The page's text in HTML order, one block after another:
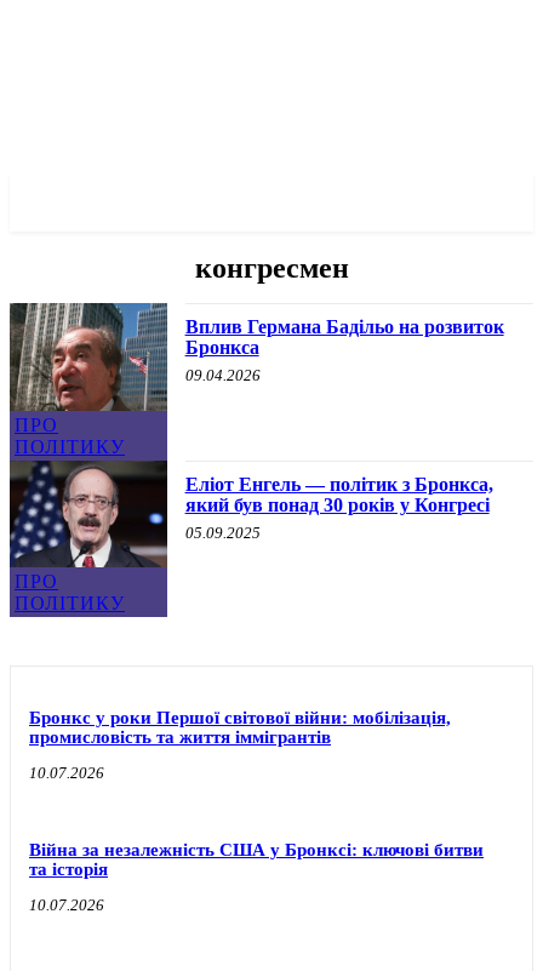
конгресмен
ПРО
ПОЛІТИКУ
Вплив Германа Бадільо на розвиток
Бронкса
09.04.2026
ПРО
ПОЛІТИКУ
Еліот Енгель — політик з Бронкса,
який був понад 30 років у Конгресі
05.09.2025
Бронкс у роки Першої світової війни: мобілізація,
промисловість та життя іммігрантів
10.07.2026
Війна за незалежність США у Бронксі: ключові битви
та історія
10.07.2026